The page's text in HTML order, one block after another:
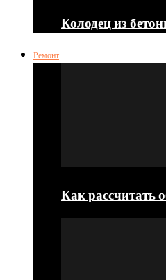
Колодец из
Ремонт
Как рассчитать